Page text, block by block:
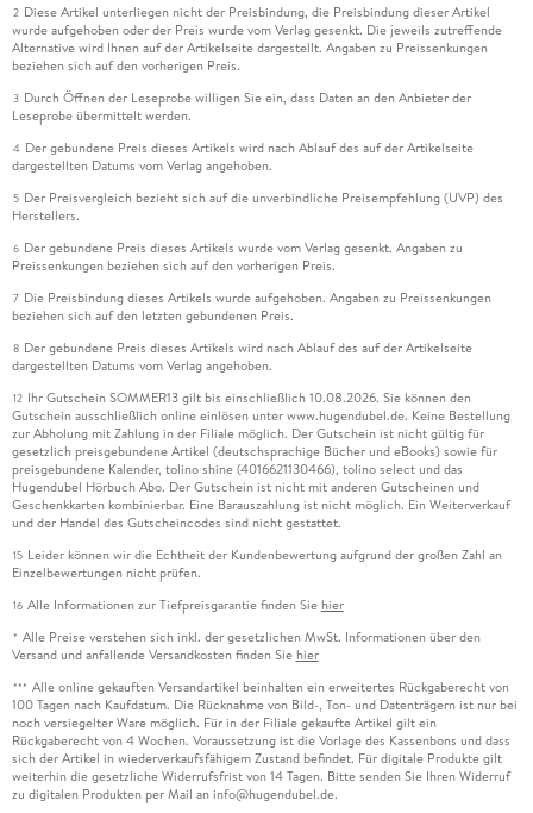
2 Diese Artikel unterliegen nicht der Preisbindung, die Preisbindung dieser Artikel
wurde aufgehoben oder der Preis wurde vom Verlag gesenkt. Die jeweils zutreffende
Alternative wird Ihnen auf der Artikelseite dargestellt. Angaben zu Preissenkungen
beziehen sich auf den vorherigen Preis.
3 Durch Öffnen der Leseprobe willigen Sie ein, dass Daten an den Anbieter der
Leseprobe übermittelt werden.
4 Der gebundene Preis dieses Artikels wird nach Ablauf des auf der Artikelseite
dargestellten Datums vom Verlag angehoben.
5 Der Preisvergleich bezieht sich auf die unverbindliche Preisempfehlung (UVP) des
Herstellers.
6 Der gebundene Preis dieses Artikels wurde vom Verlag gesenkt. Angaben zu
Preissenkungen beziehen sich auf den vorherigen Preis.
7 Die Preisbindung dieses Artikels wurde aufgehoben. Angaben zu Preissenkungen
beziehen sich auf den letzten gebundenen Preis.
8 Der gebundene Preis dieses Artikels wird nach Ablauf des auf der Artikelseite
dargestellten Datums vom Verlag angehoben.
12 Ihr Gutschein SOMMER13 gilt bis einschließlich 10.08.2026. Sie können den
Gutschein ausschließlich online einlösen unter www.hugendubel.de. Keine Bestellung
zur Abholung mit Zahlung in der Filiale möglich. Der Gutschein ist nicht gültig für
gesetzlich preisgebundene Artikel (deutschsprachige Bücher und eBooks) sowie für
preisgebundene Kalender, tolino shine (4016621130466), tolino select und das
Hugendubel Hörbuch Abo. Der Gutschein ist nicht mit anderen Gutscheinen und
Geschenkkarten kombinierbar. Eine Barauszahlung ist nicht möglich. Ein Weiterverkauf
und der Handel des Gutscheincodes sind nicht gestattet.
15 Leider können wir die Echtheit der Kundenbewertung aufgrund der großen Zahl an
Einzelbewertungen nicht prüfen.
16 Alle Informationen zur Tiefpreisgarantie finden Sie hier
* Alle Preise verstehen sich inkl. der gesetzlichen MwSt. Informationen über den
Versand und anfallende Versandkosten finden Sie hier
*** Alle online gekauften Versandartikel beinhalten ein erweitertes Rückgaberecht von
100 Tagen nach Kaufdatum. Die Rücknahme von Bild-, Ton- und Datenträgern ist nur bei
noch versiegelter Ware möglich. Für in der Filiale gekaufte Artikel gilt ein
Rückgaberecht von 4 Wochen. Voraussetzung ist die Vorlage des Kassenbons und dass
sich der Artikel in wiederverkaufsfähigem Zustand befindet. Für digitale Produkte gilt
weiterhin die gesetzliche Widerrufsfrist von 14 Tagen. Bitte senden Sie Ihren Widerruf
zu digitalen Produkten per Mail an info@hugendubel.de.